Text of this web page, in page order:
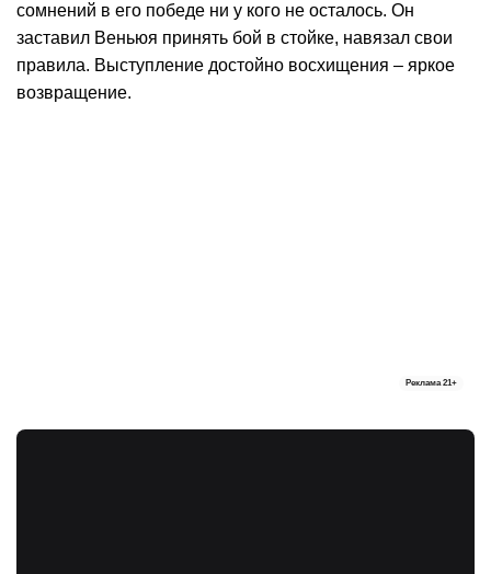
сомнений в его победе ни у кого не осталось. Он
заставил Веньюя принять бой в стойке, навязал свои
правила. Выступление достойно восхищения – яркое
возвращение.
Реклама 21+